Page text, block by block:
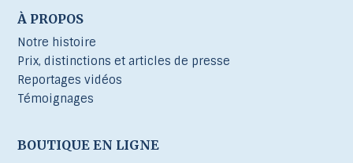
À PROPOS
Notre histoire
Prix, distinctions et articles de presse
Reportages vidéos
Témoignages
BOUTIQUE EN LIGNE